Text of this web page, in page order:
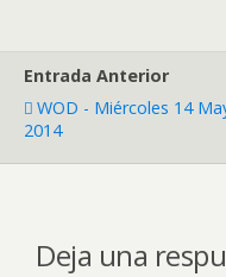
Entrada Anterior
WOD - Miércoles 14
2014
Deja una